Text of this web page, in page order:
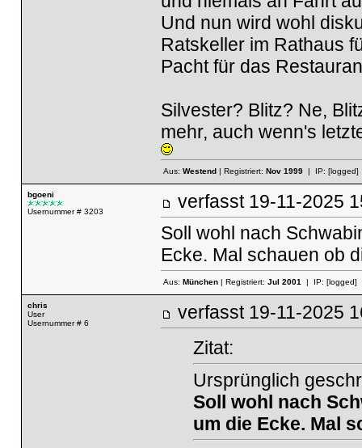
Und nun wird wohl
Ratskeller im Rathaus
Pacht für das
Silvester? Blitz? Ne,
mehr, auch wenn's
Aus: Westend| Registriert: Nov 1999| IP: [logged]
bgoeni
Usernummer # 3203
verfasst 19-11-
Soll wohl nach
Ecke. Mal schauen ob
Aus: München| Registriert: Jul 2001| IP: [logged]
chris
User
Usernummer # 6
verfasst 19-11-
Zitat:
Ursprünglich
Soll wohl nach
um die Ecke. Mal